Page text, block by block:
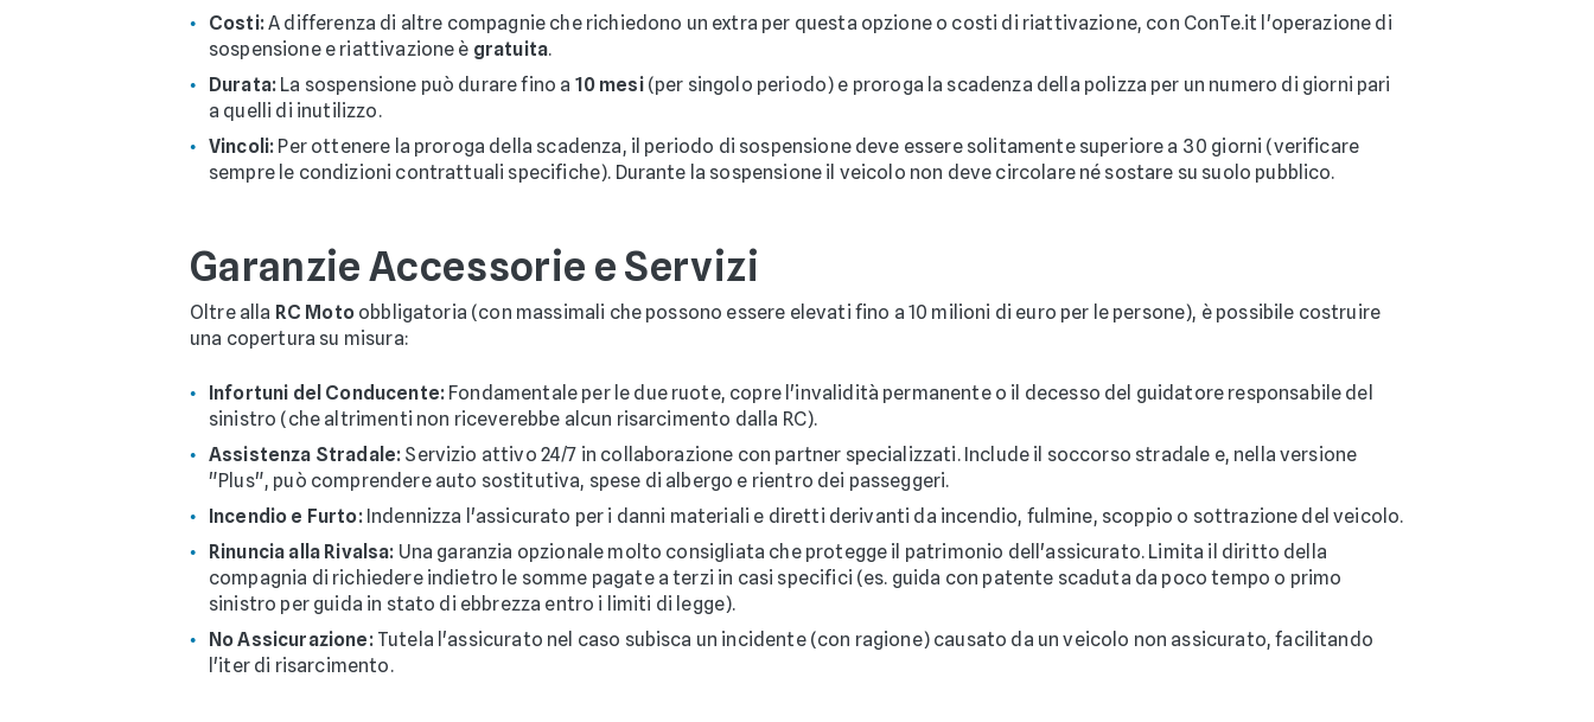
Costi:A differenza di altre compagnie che richiedono un extra per questa opzione o costi di riattivazione, con ConTe.it l'operazione di
sospensione e riattivazione è gratuita.
Durata: La sospensione può durare fino a 10 mesi(per singolo periodo) e proroga la scadenza della polizza per un numero di giorni pari
a quelli di inutilizzo.
Vincoli: Per ottenere la proroga della scadenza, il periodo di sospensione deve essere solitamente superiore a 30 giorni (verificare
sempre le condizioni contrattuali specifiche). Durante la sospensione il veicolo non deve circolare né sostare su suolo pubblico.
Garanzie Accessorie e Servizi
Oltre alla RC Motoobbligatoria (con massimali che possono essere elevati fino a 10 milioni di euro per le persone), è possibile costruire
una copertura su misura:
Infortuni del Conducente: Fondamentale per le due ruote, copre l'invalidità permanente o il decesso del guidatore responsabile del
sinistro (che altrimenti non riceverebbe alcun risarcimento dalla RC).
Assistenza Stradale: Servizio attivo 24/7 in collaborazione con partner specializzati. Include il soccorso stradale e, nella versione
"Plus", può comprendere auto sostitutiva, spese di albergo e rientro dei passeggeri.
Incendio e Furto:Indennizza l'assicurato per i danni materiali e diretti derivanti da incendio, fulmine, scoppio o sottrazione del veicolo.
Rinuncia alla Rivalsa: Una garanzia opzionale molto consigliata che protegge il patrimonio dell'assicurato. Limita il diritto della
compagnia di richiedere indietro le somme pagate a terzi in casi specifici (es. guida con patente scaduta da poco tempo o primo
sinistro per guida in stato di ebbrezza entro i limiti di legge).
No Assicurazione:Tutela l'assicurato nel caso subisca un incidente (con ragione) causato da un veicolo non assicurato, facilitando
l'iter di risarcimento.